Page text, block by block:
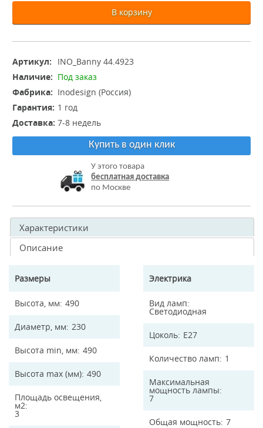
В корзину
Артикул:
INO_Banny 44.4923
Наличие: Под заказ
Фабрика: Inodesign (Россия)
Гарантия: 1 год
Доставка: 7-8 недель
Купить в один клик
У этого товара
бесплатная доставка
по Москве
Характеристики
Описание
Размеры
Высота, мм 490
Диаметр, мм 230
Высота min, мм 490
Высота max (мм) 490
Площадь освещения,
м2
3
Электрика
Вид ламп
Светодиодная
Цоколь E27
Количество ламп 1
Максимальная
мощность лампы
7
Общая мощность 7